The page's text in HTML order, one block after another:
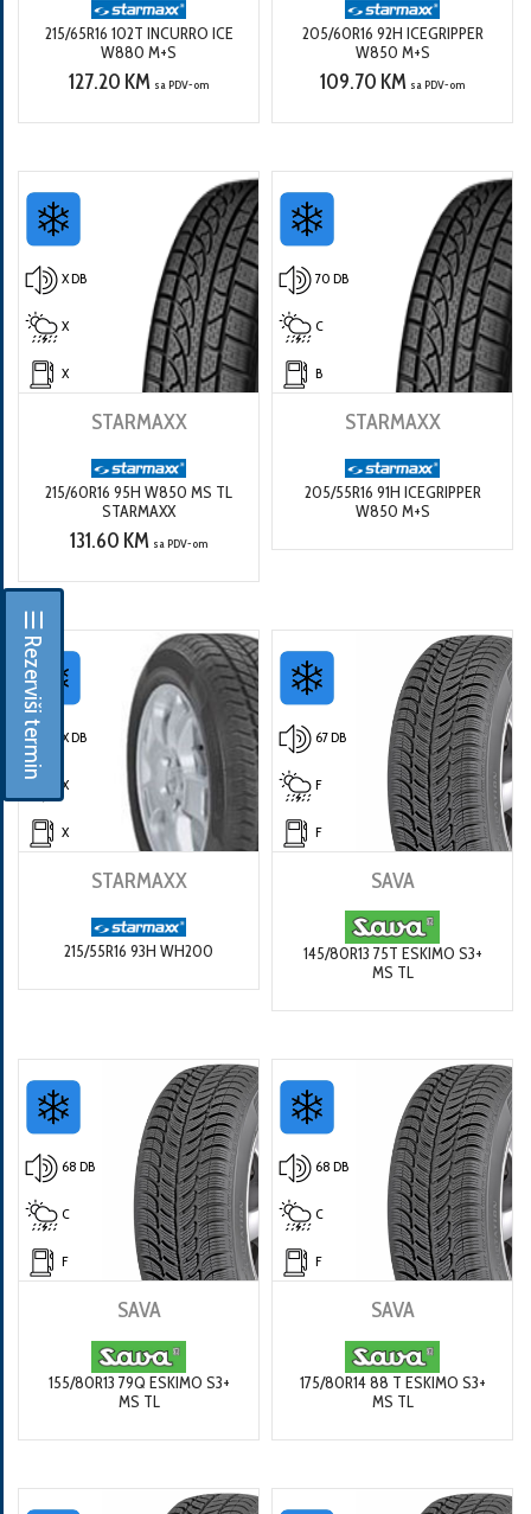
☰ Rezerviši termin
215/65R16 102T INCURRO ICE
W880 M+S
127.20 KM sa PDV-om
205/60R16 92H ICEGRIPPER
W850 M+S
109.70 KM sa PDV-om
X DB
X
X
STARMAXX
215/60R16 95H W850 MS TL
STARMAXX
131.60 KM sa PDV-om
70 DB
C
B
STARMAXX
205/55R16 91H ICEGRIPPER
W850 M+S
X DB
X
X
STARMAXX
215/55R16 93H WH200
67 DB
F
F
SAVA
145/80R13 75T ESKIMO S3+
MS TL
68 DB
C
F
SAVA
155/80R13 79Q ESKIMO S3+
MS TL
68 DB
C
F
SAVA
175/80R14 88 T ESKIMO S3+
MS TL